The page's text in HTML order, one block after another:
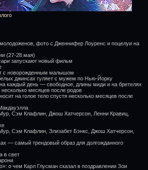
фото с Дженнифер Лоуренс и поцелуи на
(27-28 мая)
запускают новый фильм
с новорожденным малышом
джинсах гуляет с мужем по Нью-Йорку
каждый день — свободное, длины миди и на бретелях
месяцев после родов
на голое тело спустя несколько месяцев после
Сэм Клафлин, Джош Хатчерсон, Ленни Кравиц,
Сэм Клафлин, Элизабет Бэнкс, Джош Хатчерсон,
— самый трендовый образ для долгожданного
в свет
о чем Карл Глусман сказал в поздравлении Зои